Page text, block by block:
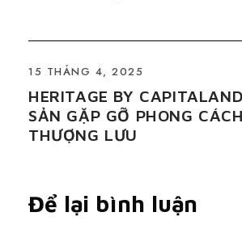
15 THÁNG 4, 2025
HERITAGE BY
SẢN GẶP GỠ PHONG
THƯỢNG LƯU
Để lại bình luận